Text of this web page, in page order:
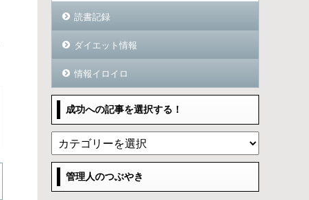
読書記録
ダイエット情報
情報イロイロ
成功への記事を選択する！
管理人のつぶやき